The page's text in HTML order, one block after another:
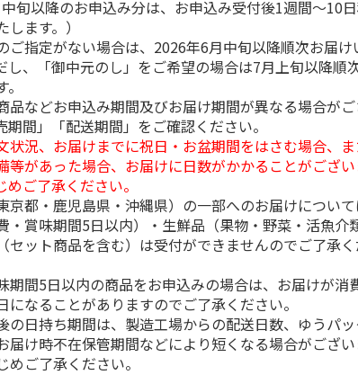
元＞やまや無
子明太子Ａ
円
税込)
＜お中元＞辛子明太
子
2,480円
(送料・税込)
＜お中元＞保存に便
利 小分け切り落と
し辛子明太子
5.0（2）
(送料・税込)
＜お
上切れ
5.0
(送料
旬以降のお申込み分は、お申込み受付後1週間～10
ます。）
指定がない場合は、2026年6月中旬以降順次お届け
し、「御中元のし」をご希望の場合は7月上旬以降順
品などお申込み期間及びお届け期間が異なる場合が
期間」「配送期間」をご確認ください。
況、お届けまでに祝日・お盆期間をはさむ場合、
等があった場合、お届けに日数がかかることがござい
めご了承ください。
都・鹿児島県・沖縄県）の一部へのお届けについて
・賞味期間5日以内）・生鮮品（果物・野菜・活魚介
セット商品を含む）は受付ができませんのでご了承く
期間5日以内の商品をお申込みの場合は、お届けが消
になることがありますのでご了承ください。
の日持ち期間は、製造工場からの配送日数、ゆうパ
届け時不在保管期間などにより短くなる場合がござ
めご了承ください。